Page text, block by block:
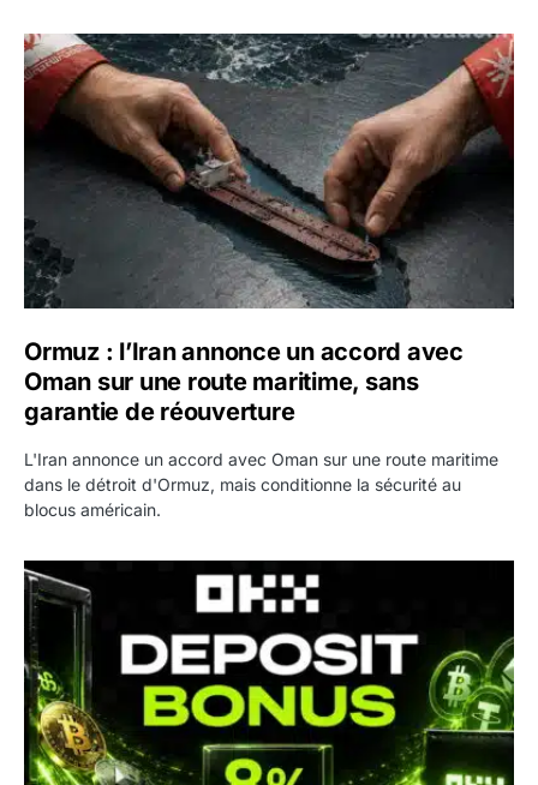
Ormuz : l’Iran annonce un accord avec Oman sur une
Ormuz : l’Iran annonce un accord avec
Oman sur une route maritime, sans
garantie de réouverture
L'Iran annonce un accord avec Oman sur une route maritime
dans le détroit d'Ormuz, mais conditionne la sécurité au
blocus américain.
OKX relance une campagne Deposit Bonus : jusqu’à 5